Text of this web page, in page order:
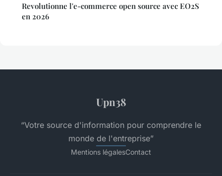
Revolutionne l'e-commerce open source avec EO2S
en 2026
Upn38
“Votre source d'information pour comprendre le
monde de l'entreprise”
Mentions légalesContact